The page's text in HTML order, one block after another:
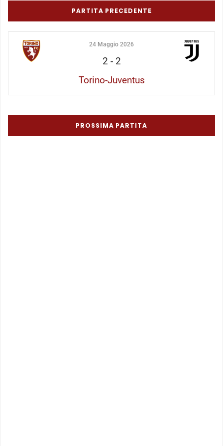
PARTITA PRECEDENTE
24 Maggio 2026
2 - 2
Torino-Juventus
PROSSIMA PARTITA